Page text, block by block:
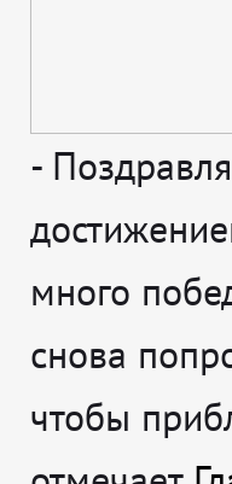
-
много
снова
чтобы